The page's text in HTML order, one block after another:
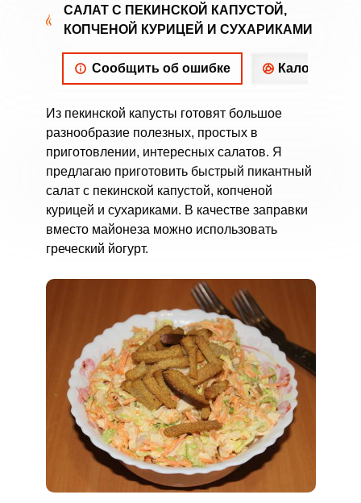
САЛАТ С ПЕКИНСКОЙ КАПУСТОЙ,
КОПЧЕНОЙ КУРИЦЕЙ И СУХАРИКАМИ
Сообщить об ошибке
Из пекинской капусты готовят большое
разнообразие полезных, простых в
приготовлении, интересных салатов. Я
предлагаю приготовить быстрый пикантный
салат с пекинской капустой, копченой
курицей и сухариками. В качестве заправки
вместо майонеза можно использовать
греческий йогурт.